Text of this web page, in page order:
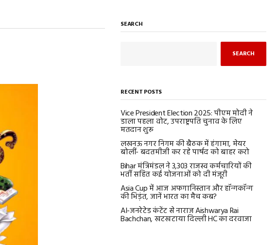
SEARCH
SEARCH
RECENT POSTS
Vice President Election 2025: पीएम मोदी ने
डाला पहला वोट, उपराष्ट्रपति चुनाव के लिए
मतदान शुरू
लखनऊ नगर निगम की बैठक में हंगामा, मेयर
बोलीं- बदतमीजी कर रहे पार्षद को बाहर करो
Bihar मंत्रिमंडल ने 3,303 राजस्व कर्मचारियों की
भर्ती सहित कई योजनाओं को दी मंजूरी
Asia Cup में आज अफगानिस्तान और हॉन्गकॉन्ग
की भिड़ंत, जानें भारत का मैच कब?
AI-जनरेटेड कंटेंट से नाराज Aishwarya Rai
Bachchan, खटखटाया दिल्ली HC का दरवाजा